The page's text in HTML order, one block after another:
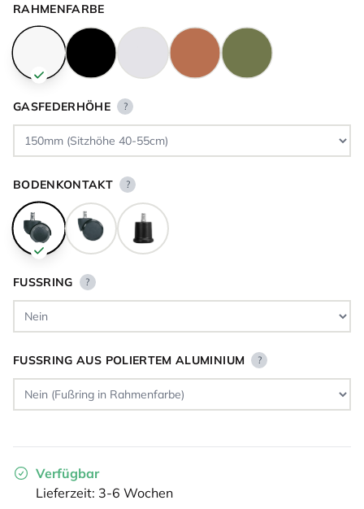
RAHMENFARBE
GASFEDERHÖHE ?
BODENKONTAKT ?
FUSSRING ?
FUSSRING AUS POLIERTEM ALUMINIUM ?
Verfügbar
Lieferzeit: 3-6 Wochen